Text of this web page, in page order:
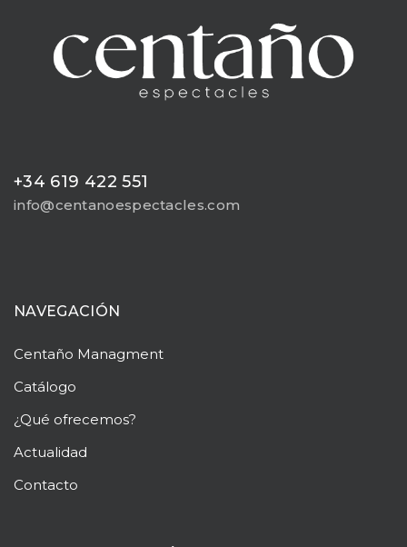
+34 619 422 551
info@centanoespectacles.com
NAVEGACIÓN
Centaño Managment
Catálogo
¿Qué ofrecemos?
Actualidad
Contacto